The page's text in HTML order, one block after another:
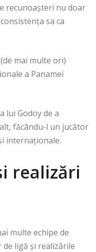
recunoașteri nu doar
sa ca
mai multe ori)
a Panamei
lui Godoy de a
făcându-l un jucător
internaționale.
realizări
multe echipe de
ligă și realizările